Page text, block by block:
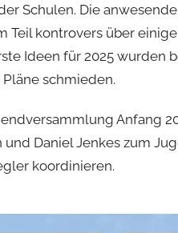
Schulen. Die
Teil kontrovers über
Ideen für 2025
schmieden.
Anfang
Daniel Jenkes zum
koordinieren.